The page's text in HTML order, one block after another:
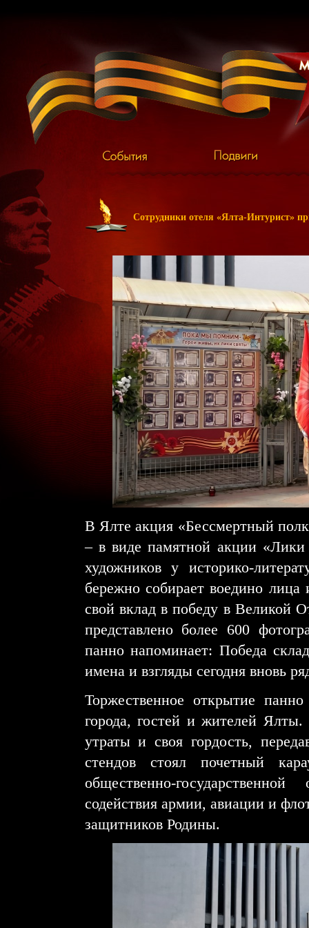
Сотрудники отеля «Ялта-Интурист»
В Ялте акция «Бессмертный
– в виде памятной акции
художников у историко-
бережно собирает воедино
свой вклад в победу в Великой
представлено более 600
панно напоминает: Победа
имена и взгляды сегодня вновь
Торжественное открытие
города, гостей и жителей
утраты и своя гордость,
стендов стоял почетный
общественно-
содействия армии, авиации и
защитников Родины.